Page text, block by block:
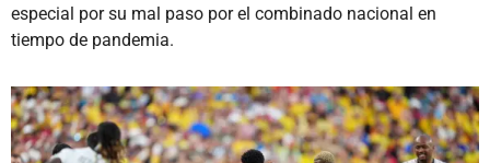
especial por su mal paso por el combinado nacional en
tiempo de pandemia.